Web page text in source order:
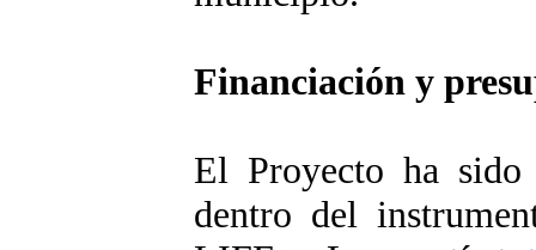
Financiación y
El Proyecto ha
dentro del